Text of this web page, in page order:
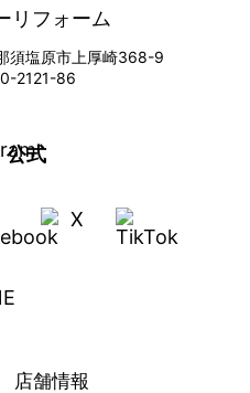
塩原市上厚崎368-9
2121-86
公式
店舗情報